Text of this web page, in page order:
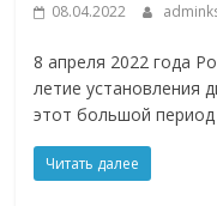
08.04.2022
8 апреля 2022 года
летие установления
этот большой
Читать далее